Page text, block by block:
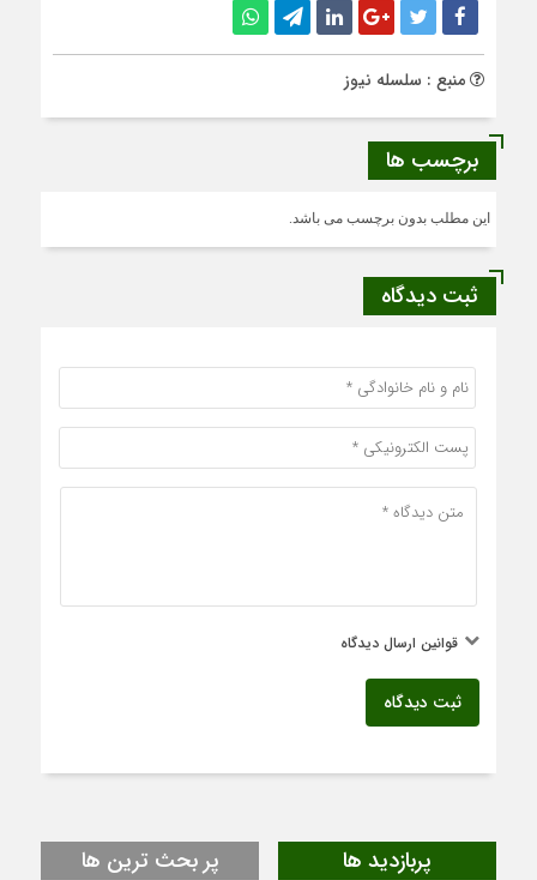
منبع : سلسله نیوز
برچسب ها
این مطلب بدون برچسب می باشد.
ثبت دیدگاه
قوانین ارسال دیدگاه
ثبت دیدگاه
پربازدید ها پر بحث ترین ها